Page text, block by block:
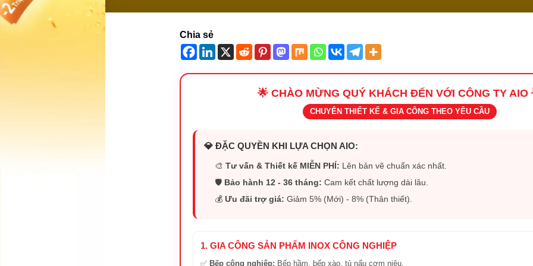
Chia sẻ
🌟 CHÀO MỪNG QUÝ KHÁCH ĐẾN VỚI CÔNG TY AIO
CHUYÊN THIẾT KẾ & GIA CÔNG THEO YÊU CẦU
💎 ĐẶC QUYỀN KHI LỰA CHỌN AIO:
🎨Tư vấn & Thiết kế MIỄN PHÍ: Lên bản vẽ chuẩn xác nhất.
🛡️ Bảo hành 12 - 36 tháng: Cam kết chất lượng dài lâu.
💰Ưu đãi trợ giá: Giảm 5% (Mới) - 8% (Thân thiết).
1. GIA CÔNG SẢN PHẨM INOX CÔNG NGHIỆP
✅ Bếp công nghiệp: Bếp hầm, bếp xào, tủ nấu cơm niêu.